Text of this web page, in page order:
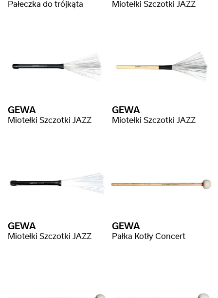
Pałeczka do trójkąta Miotełki Szczotki JAZZ
GEWA
Miotełki Szczotki JAZZ
GEWA
Miotełki Szczotki JAZZ
GEWA
Miotełki Szczotki JAZZ
GEWA
Pałka Kotły Concert